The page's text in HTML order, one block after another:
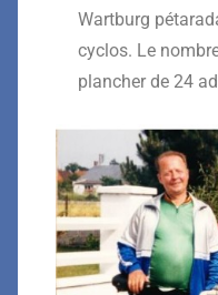
Wartburg
cyclos. Le
plancher de 24